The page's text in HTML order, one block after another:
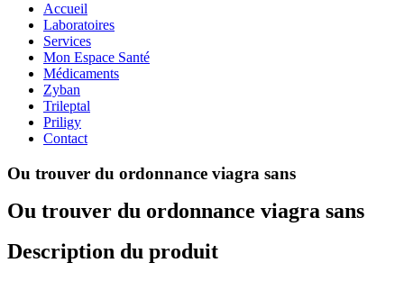
Accueil
Laboratoires
Services
Mon Espace Santé
Médicaments
Zyban
Trileptal
Priligy
Contact
Ou trouver du ordonnance viagra sans
Ou trouver du ordonnance viagra sans
Description du produit